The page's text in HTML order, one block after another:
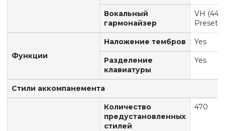
Вокальный
гармонайзер
VH (44
Preset)
Функции
Наложение тембров Yes
Разделение
клавиатуры
Yes
Стили аккомпанемента
Количество
предустановленных
стилей
470